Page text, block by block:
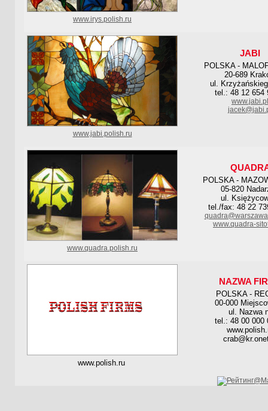
www.irys.polish.ru
JABI
POLSKA -
20-689
ul.
tel.: 48 12 654
www.jabi.pl
www.jabi.polish.ru
POLSKA -
05-820
ul.
tel./fax: 48 22
www.quadra-
www.quadra.polish.ru
NAZWA
POLSKA -
00-000
ul. Nazwa
tel.: 48 00 000
www.polish.ru